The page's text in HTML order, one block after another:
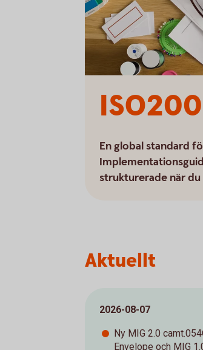
En global standard
strukturerade när
Aktuellt
2026-08-07
Ny MIG 2.0
Envelope och MIG